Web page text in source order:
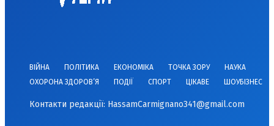
ВІЙНА ПОЛІТИКА ЕКОНОМІКА ТОЧКА ЗОРУ
НАУКА
ОХОРОНА ЗДОРОВ’Я
ПОДІЇ СПОРТ ЦІКАВЕ ШОУБІЗНЕС
Контакти редакції: HassamCarmignano341@gmail.com